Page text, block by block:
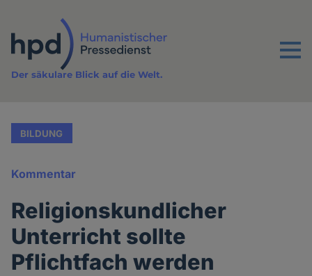
Inhalt
Menu
Der säkulare Blick auf die Welt.
BILDUNG
Kommentar
Religionskundlicher
Unterricht sollte
Pflichtfach werden